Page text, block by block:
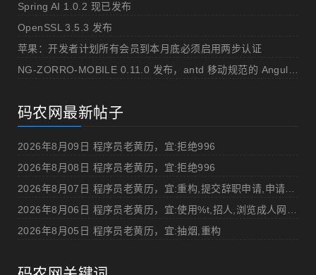
Spring AI 1.0.2 现已发布
OpenSSL 3.5.3 发布
苹果：开发者计划所有会员到本月底必须启用两步认证
码农网最新帖子
2026年8月09日 程序员老黄历，宜:拒绝996
2026年8月08日 程序员老黄历，宜:拒绝996
2026年8月05日 程序员老黄历，宜:抽烟,重构